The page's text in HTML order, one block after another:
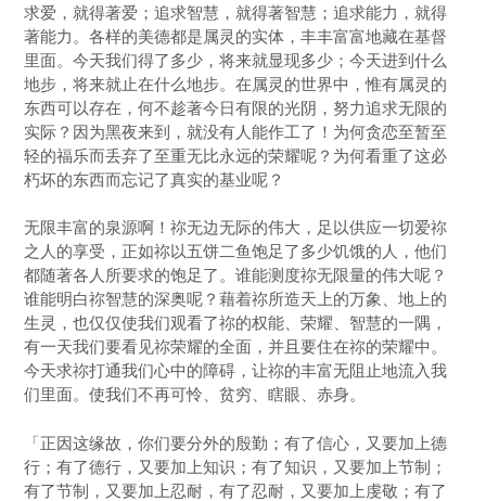
求爱，就得著爱；追求智慧，就得著智慧；追求能力，就得
著能力。各样的美德都是属灵的实体，丰丰富富地藏在基督
里面。今天我们得了多少，将来就显现多少；今天进到什么
地步，将来就止在什么地步。在属灵的世界中，惟有属灵的
东西可以存在，何不趁著今日有限的光阴，努力追求无限的
实际？因为黑夜来到，就没有人能作工了！为何贪恋至暂至
轻的福乐而丢弃了至重无比永远的荣耀呢？为何看重了这必
朽坏的东西而忘记了真实的基业呢？
无限丰富的泉源啊！祢无边无际的伟大，足以供应一切爱祢
之人的享受，正如祢以五饼二鱼饱足了多少饥饿的人，他们
都随著各人所要求的饱足了。谁能测度祢无限量的伟大呢？
谁能明白祢智慧的深奥呢？藉着祢所造天上的万象、地上的
生灵，也仅仅使我们观看了祢的权能、荣耀、智慧的一隅，
有一天我们要看见祢荣耀的全面，并且要住在祢的荣耀中。
今天求祢打通我们心中的障碍，让祢的丰富无阻止地流入我
们里面。使我们不再可怜、贫穷、瞎眼、赤身。
「正因这缘故，你们要分外的殷勤；有了信心，又要加上德
行；有了德行，又要加上知识；有了知识，又要加上节制；
有了节制，又要加上忍耐，有了忍耐，又要加上虔敬；有了